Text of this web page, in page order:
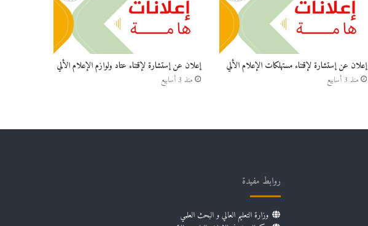
إعلان عن إستشارة لإقتناء مستهلكات الإعلام الألي
منذ 3 أسابيع
إعلان عن إستشارة لإقتناء عتاد ولوازم الإعلام الألي
منذ 3 أسابيع
روابط مفيدة
وزارة التعليم العالي و البحث العلمي